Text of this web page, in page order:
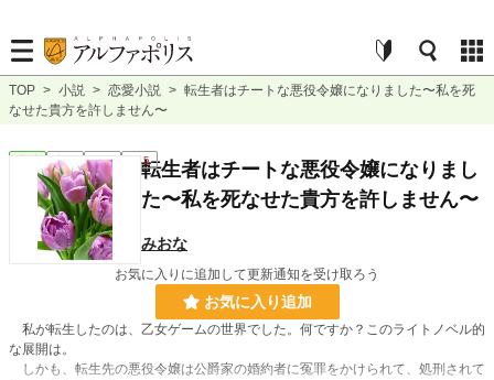
TOP > 小説 > 恋愛小説 > 転生者はチートな悪役令嬢になりました〜私を死
なせた貴方を許しません〜
完結 短編 R15転生者はチートな悪役令嬢になりまし
た〜私を死なせた貴方を許しません〜
みおな
お気に入りに追加して更新通知を受け取ろう
お気に入り追加
私が転生したのは、乙女ゲームの世界でした。何ですか？このライトノベル的
な展開は。
しかも、転生先の悪役令嬢は公爵家の婚約者に冤罪をかけられて、処刑されて